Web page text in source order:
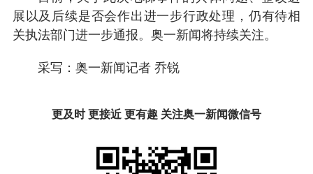
展以及后续是否会作出进一步行政处理，仍有待相
关执法部门进一步通报。奥一新闻将持续关注。
采写：奥一新闻记者 乔锐
更及时 更接近 更有趣 关注奥一新闻微信号